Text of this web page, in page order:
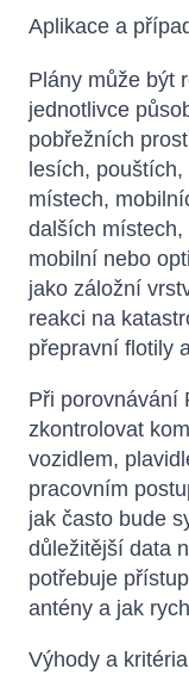
Aplikace a
Plány může být
jednotlivce
pobřežních
lesích,
místech,
dalších místech,
mobilní nebo
jako záložní
reakci na
přepravní flotily
Při porovnávání
zkontrolovat
vozidlem,
pracovním
jak často bude
důležitější data
potřebuje
antény a jak
Výhody a